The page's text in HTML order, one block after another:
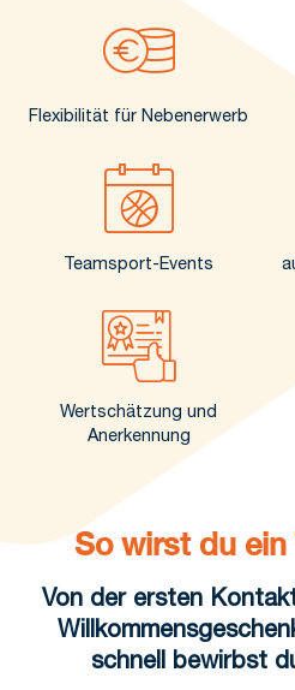
Flexibilität für Nebenerwerb
Teamsport-Events
Wertschätzung und
Anerkennung
So wirst du ein
Von der ersten
schnell bewirbst